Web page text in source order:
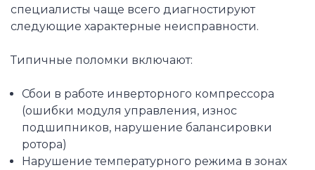
специалисты чаще всего диагностируют
следующие характерные неисправности.
Типичные поломки включают:
Сбои в работе инверторного компрессора
(ошибки модуля управления, износ
подшипников, нарушение балансировки
ротора)
Нарушение температурного режима в зонах